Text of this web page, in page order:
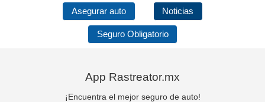
Asegurar auto Noticias
Seguro Obligatorio
App Rastreator.mx
¡Encuentra el mejor seguro de auto!